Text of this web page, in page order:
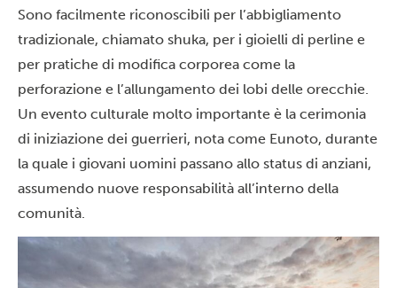
Sono facilmente riconoscibili per l’abbigliamento
tradizionale, chiamato shuka, per i gioielli di perline e
per pratiche di modifica corporea come la
perforazione e l’allungamento dei lobi delle orecchie.
Un evento culturale molto importante è la cerimonia
di iniziazione dei guerrieri, nota come Eunoto, durante
la quale i giovani uomini passano allo status di anziani,
assumendo nuove responsabilità all’interno della
comunità.